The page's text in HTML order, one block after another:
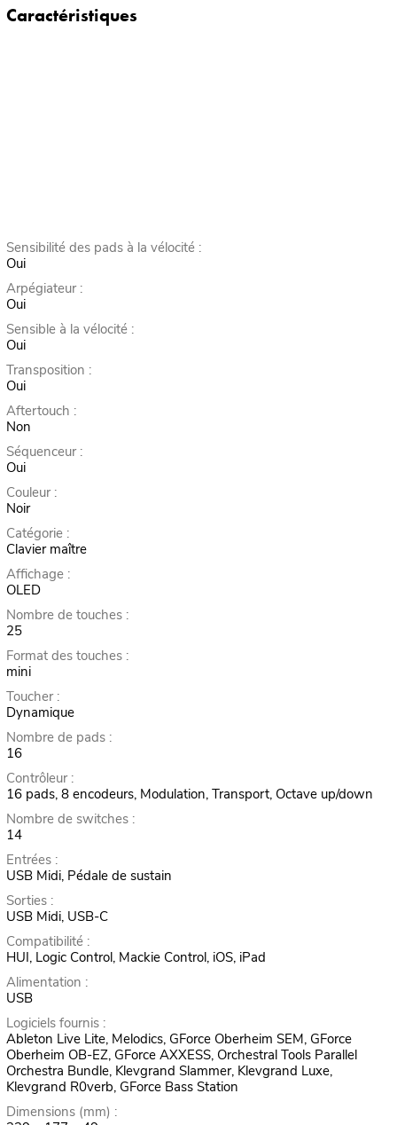
Caractéristiques
Sensibilité des pads à la vélocité :
Oui
Arpégiateur :
Oui
Sensible à la vélocité :
Oui
Transposition :
Oui
Aftertouch :
Non
Séquenceur :
Oui
Couleur :
Noir
Catégorie :
Clavier maître
Affichage :
OLED
Nombre de touches :
25
Format des touches :
mini
Toucher :
Dynamique
Nombre de pads :
16
Contrôleur :
16 pads, 8 encodeurs, Modulation, Transport, Octave up/down
Nombre de switches :
14
Entrées :
USB Midi, Pédale de sustain
Sorties :
USB Midi, USB-C
Compatibilité :
HUI, Logic Control, Mackie Control, iOS, iPad
Alimentation :
USB
Logiciels fournis :
Ableton Live Lite, Melodics, GForce Oberheim SEM, GForce
Oberheim OB-EZ, GForce AXXESS, Orchestral Tools Parallel
Orchestra Bundle, Klevgrand Slammer, Klevgrand Luxe,
Klevgrand R0verb, GForce Bass Station
Dimensions (mm) :